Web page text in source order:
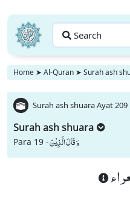
Search
Home ➤ Al-Quran ➤ Surah ash
Surah ash shuara Ayat 209
Surah ash shuara
Para 19 -وَ قَالَ الَّذِیْنَ